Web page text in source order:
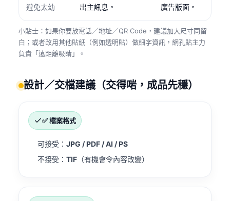
避免太幼
出主訊息。
廣告版面。
小貼士：如果你要放電話／地址／QR Code，建議加大尺寸同留
白；或者改用其他貼紙（例如透明貼）做細字資訊，網孔貼主力
負責「遠距離吸睛」。
設計／交檔建議（交得啱，成品先穩）
✅ 檔案格式
可接受： JPG / PDF / AI / PS
不接受： TIF （有機會令內容改變）